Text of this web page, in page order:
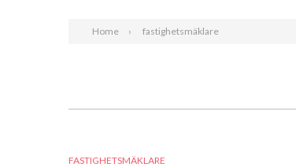
Home fastighetsmäklare
FASTIGHETSMÄKLARE